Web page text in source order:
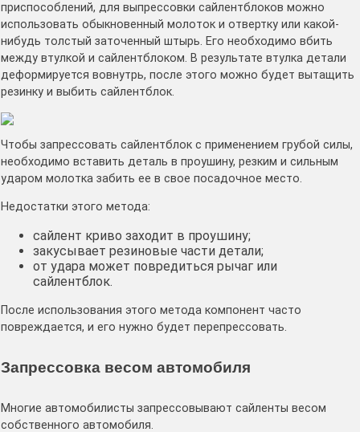
приспособлений, для выпрессовки сайлентблоков можно
использовать обыкновенный молоток и отвертку или какой-
нибудь толстый заточенный штырь. Его необходимо вбить
между втулкой и сайлентблоком. В результате втулка детали
деформируется вовнутрь, после этого можно будет вытащить
резинку и выбить сайлентблок.
Чтобы запрессовать сайлентблок с применением грубой силы,
необходимо вставить деталь в проушину, резким и сильным
ударом молотка забить ее в свое посадочное место.
Недостатки этого метода:
сайлент криво заходит в проушину;
закусывает резиновые части детали;
от удара может повредиться рычаг или
сайлентблок.
После использования этого метода компонент часто
повреждается, и его нужно будет перепрессовать.
Запрессовка весом автомобиля
Многие автомобилисты запрессовывают сайленты весом
собственного автомобиля.